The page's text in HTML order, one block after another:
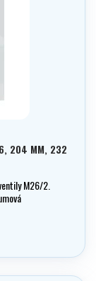
204 MM, 232
M26/2.